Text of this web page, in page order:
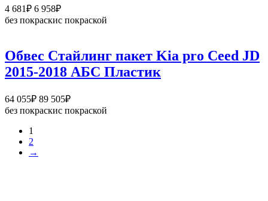
4 681₽ 6 958₽Диапазон
цен:
–
6
958₽
без покраскис покраской
Обвес Стайлинг пакет Kia pro Ceed JD
2015-2018 АБС Пластик
64 055₽ 89 505₽Диапазон
цен:
без покраскис покраской
1
2
→